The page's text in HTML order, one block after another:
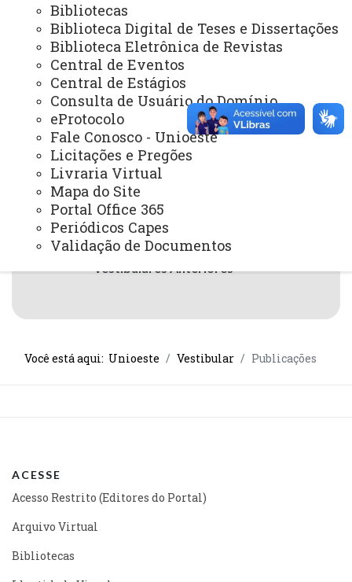
Bibliotecas
Biblioteca Digital de Teses e Dissertações
Biblioteca Eletrônica de Revistas
Central de Eventos
Central de Estágios
Consulta de Usuário do Domínio
eProtocolo
Fale Conosco - Unioeste
Licitações e Pregões
Livraria Virtual
Mapa do Site
Portal Office 365
Periódicos Capes
Validação de Documentos
28 de janeiro de 2026
Leia Mais
ATUALIZAÇÃO MAIS RECENTE: 21 DE MAIO DE 2026
ACESSOS: 31251
Fale Conosco
Você está aqui: Unioeste Vestibular Publicações
ACESSE
Acesso Restrito (Editores do Portal)
Arquivo Virtual
Bibliotecas